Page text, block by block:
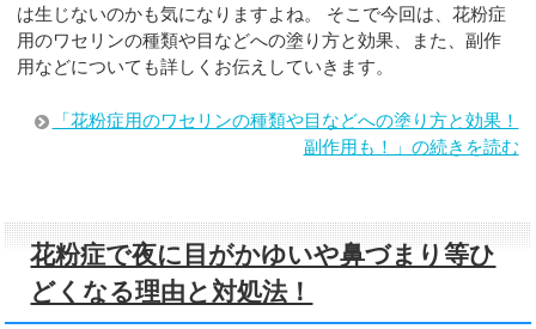
は生じないのかも気になりますよね。 そこで今回は、花粉症
用のワセリンの種類や目などへの塗り方と効果、また、副作
用などについても詳しくお伝えしていきます。
「花粉症用のワセリンの種類や目などへの塗り方と効果！
副作用も！」の続きを読む
花粉症で夜に目がかゆいや鼻づまり等ひ
どくなる理由と対処法！